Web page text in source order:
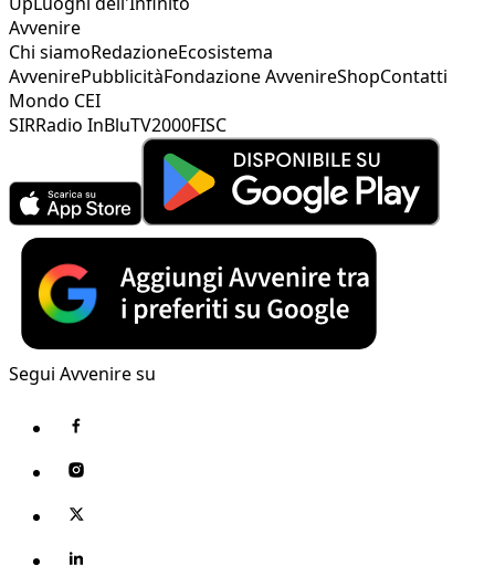
Avvenire
Chi siamoRedazioneEcosistema
AvvenirePubblicitàFondazione AvvenireShopContatti
Mondo CEI
SIRRadio InBluTV2000FISC
Segui Avvenire su